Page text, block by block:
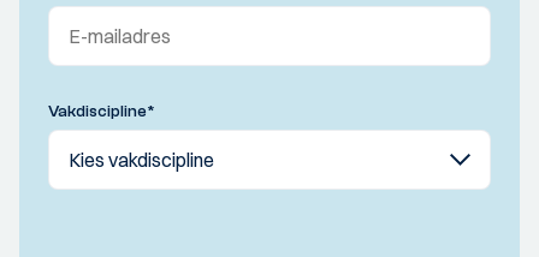
Vakdiscipline*